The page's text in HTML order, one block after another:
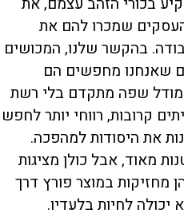
שמכרו להם את
בהקשר שלנו, המכושים
שאנחנו מחפשים הם
שפה מתקדם בלי רשת
קרובות, רווחי יותר לחפש
את היסודות למהפכה.
מאוד, אבל כולן מציגות
מחזיקות במוצר פורץ דרך
לחיות בלעדיו.